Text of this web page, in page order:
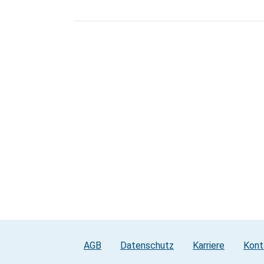
AGB Datenschutz Karriere